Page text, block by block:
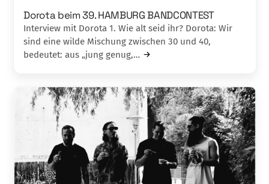
Dorota beim 39. HAMBURG BANDCONTEST
Interview mit Dorota 1. Wie alt seid ihr? Dorota: Wir
sind eine wilde Mischung zwischen 30 und 40,
bedeutet: aus „jung genug,…